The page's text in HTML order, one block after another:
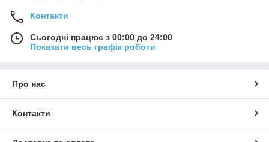
Контакти
Сьогодні працює з 00:00 до 24:00
Показати весь графік роботи
Про нас
Контакти